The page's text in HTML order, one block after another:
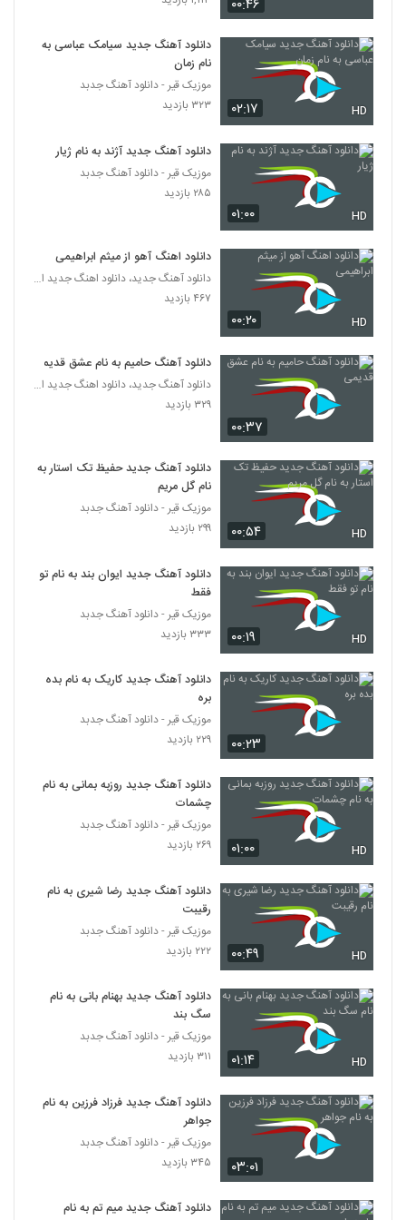
۲۲۸ بازدید
دانلود آهنگ فرزاد راد دلی
5252
دانلود آهنگ نقطه ضعف از رسول نجفی
۲۱۹ بازدید
Crown Shik O Pik)
۱۹۵ بازدید
آهنگ حسن خاکی بنام خنده شیرین
5255
۲۱۹ بازدید
5256
آهنگ محمدرضا فروتن بنام اینستاگرام
۲۱۴ بازدید
دانلود آهنگ جدید و زیبای مجید ماندگاری با
نام سوژه
۲۲۳ بازدید
5258
Owje Eshghi)
علیرضا امیرحسینی آهنگ هیچوقت منو ندید
۲۴۷ بازدید
دانلود آهنگ جدید و زیبای امین اسدی با نام
۲۵۳ بازدید
5261
دانلود آهنگ مدارا از امید قربانی
Naro)
۲۸۹ بازدید
پدرام پالیز آهنگ تقویم شمسی
5264
موزیک زیبای علی کوچولو از علیرضا جی جی
دانلود آهنگ حمید امیدوار عشق پنهون
(Hamid Omidvar Eshghe Penhon)
۲۳۸ بازدید
دانلود آهنگ نفرین به تنهایی از محمدحسین
سلطانی به همراه متن ترانه
۲۸۴ بازدید
موزیک زیبای اغیش یاغیر از سعید دسترنج
۰۰:۴۶
۰۲:۱۷ HD
دانلود آهنگ جدید سیامک عباسی به
نام زمان
موزیک قیر - دانلود آهنگ جدبد
۳۲۳ بازدید
۰۱:۰۰ HD
دانلود آهنگ جدید آژند به نام ژیار
موزیک قیر - دانلود آهنگ جدبد
۲۸۵ بازدید
۰۰:۲۰ HD
دانلود اهنگ آهو از میثم ابراهیمی
دانلود آهنگ جدید، دانلود اهنگ جدید ایرانی
۴۶۷ بازدید
۰۰:۳۷
دانلود آهنگ حامیم به نام عشق قدیمی
دانلود آهنگ جدید، دانلود اهنگ جدید ایرانی
۳۲۹ بازدید
۰۰:۵۴ HD
دانلود آهنگ جدید حفیظ تک استار به
نام گل مریم
موزیک قیر - دانلود آهنگ جدبد
۲۹۹ بازدید
۰۰:۱۹ HD
دانلود آهنگ جدید ایوان بند به نام تو
فقط
موزیک قیر - دانلود آهنگ جدبد
۳۳۳ بازدید
۰۰:۲۳
دانلود آهنگ جدید کاریک به نام بده
بره
موزیک قیر - دانلود آهنگ جدبد
۲۲۹ بازدید
۰۱:۰۰ HD
دانلود آهنگ جدید روزبه بمانی به نام
چشمات
موزیک قیر - دانلود آهنگ جدبد
۲۶۹ بازدید
۰۰:۴۹ HD
دانلود آهنگ جدید رضا شیری به نام
رقیبت
موزیک قیر - دانلود آهنگ جدبد
۲۲۲ بازدید
۰۱:۱۴ HD
دانلود آهنگ جدید بهنام بانی به نام
سگ بند
موزیک قیر - دانلود آهنگ جدبد
۳۱۱ بازدید
۰۳:۰۱
دانلود آهنگ جدید فرزاد فرزین به نام
جواهر
موزیک قیر - دانلود آهنگ جدبد
۳۴۵ بازدید
دانلود آهنگ جدید میم تم به نام